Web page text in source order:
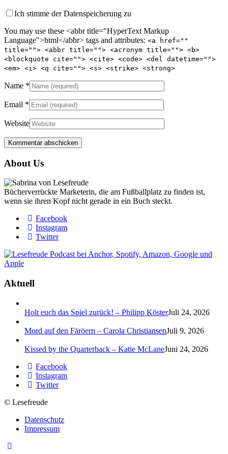
Ich stimme der Datenspeicherung zu
You may use these <abbr title="HyperText Markup
Language">html</abbr> tags and attributes: <a href=""
title=""> <abbr title=""> <acronym title=""> <b>
<blockquote cite=""> <cite> <code> <del datetime="">
<em> <i> <q cite=""> <s> <strike> <strong>
Name *
Email *
Website
About Us
Bücherverrückte Marketerin, die am Fußballplatz zu finden ist,
wenn sie ihren Kopf nicht gerade in ein Buch steckt.
Facebook
Instagram
Twitter
Aktuell
Holt euch das Spiel zurück! – Philipp KösterJuli 24, 2026
Mord auf den Färöern – Carola ChristiansenJuli 9, 2026
Kissed by the Quarterback – Katie McLaneJuni 24, 2026
Facebook
Instagram
Twitter
© Lesefreude
Datenschutz
Impressum